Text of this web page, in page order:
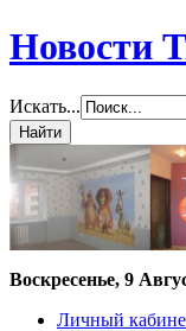
Новости
Искать...
Воскресенье, 9
Личный